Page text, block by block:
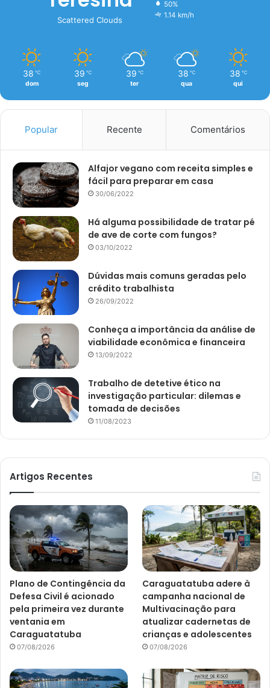
Scattered Clouds
50%
1.14 km/h
38 ℃
dom
39 ℃
seg
39 ℃
ter
38 ℃
qua
38 ℃
qui
Popular Recente Comentários
Alfajor vegano com receita simples e
fácil para preparar em casa
30/06/2022
Há alguma possibilidade de tratar pé
de ave de corte com fungos?
03/10/2022
Dúvidas mais comuns geradas pelo
crédito trabalhista
26/09/2022
Conheça a importância da análise de
viabilidade econômica e financeira
13/09/2022
Trabalho de detetive ético na
investigação particular: dilemas e
tomada de decisões
11/08/2023
Artigos Recentes
Plano de Contingência da
Defesa Civil é acionado
pela primeira vez durante
ventania em
Caraguatatuba
07/08/2026
Caraguatatuba adere à
campanha nacional de
Multivacinação para
atualizar cadernetas de
crianças e adolescentes
07/08/2026